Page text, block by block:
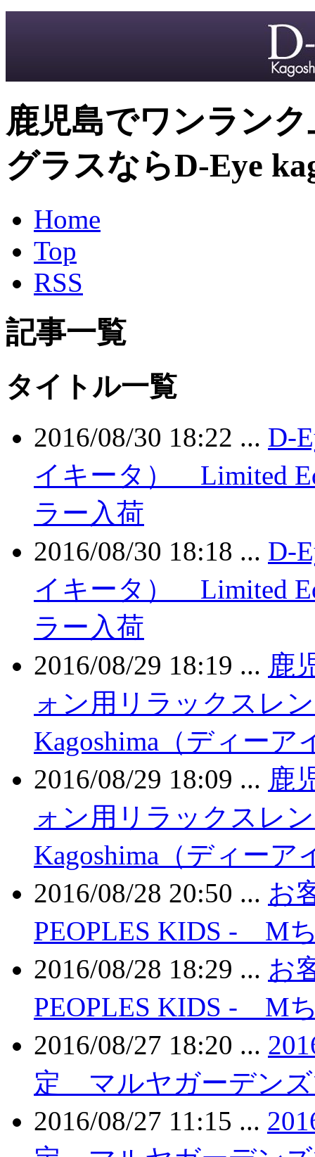
鹿児島でワンラン
グラスならD-Eye
Home
Top
RSS
記事一覧
タイトル一覧
2016/08/30 18:22 ... D-
イキータ） Limited
ラー入荷
2016/08/30 18:18 ... D-
イキータ） Limited
ラー入荷
2016/08/29 18:19 ... 鹿
ォン用リラックスレ
Kagoshima（ディー
2016/08/29 18:09 ... 鹿
ォン用リラックスレ
Kagoshima（ディー
2016/08/28 20:50 ... お
PEOPLES KIDS -
2016/08/28 18:29 ... お
PEOPLES KIDS -
2016/08/27 18:20 ...
定 マルヤガーデン
2016/08/27 11:15 ...